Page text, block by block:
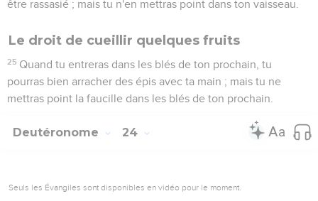
être rassasié ; mais tu n'en mettras point dans ton vaisseau.
Le droit de cueillir quelques fruits
25 Quand tu entreras dans les blés de ton prochain, tu
pourras bien arracher des épis avec ta main ; mais tu ne
mettras point la faucille dans les blés de ton prochain.
Deutéronome 24
Seuls les Évangiles sont disponibles en vidéo pour le moment.